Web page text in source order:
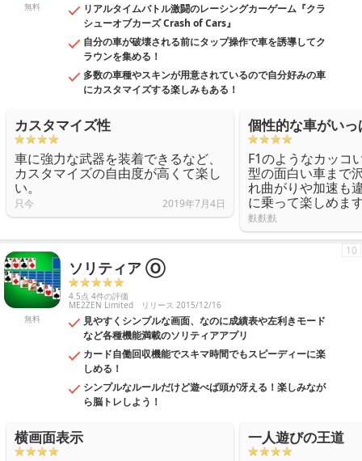
無料
リアルタイムバトル激闘のレーシングカーゲーム『クラ
シューオブカーズ Crash of Cars』
自分の車が破壊される前にタップ操作で車を誘導してク
ラウンを集める！
多数の車種やスキンが用意されているので自分好みの車
にカスタマイズする楽しみもある！
カスタマイズ性
車に強力な武器を装着できるなど、
カスタマイズの自由度が高くて楽し
い。
只今 2019年7月4日
個性的な車がいっ
F1のようなカッコ
型の面白い車まで
れ曲がりや加速も
に乗って楽しめま
麩麩麩
無料
ソリティア Ⓞ
4.5点 4件の評価
ME2ZEN Limited リリース 2015/12/16
見やすくシンプルな画面、なのに成績表や左利きモード
など各種機能満載のソリティアアプリ
カード自働回収機能でスキマ時間でもスピーディーに楽
しめる！
シンプルなルールだけど遊べば頭が冴える！楽しみなが
ら脳トレしよう！
10
横画面表示 一人遊びの王道